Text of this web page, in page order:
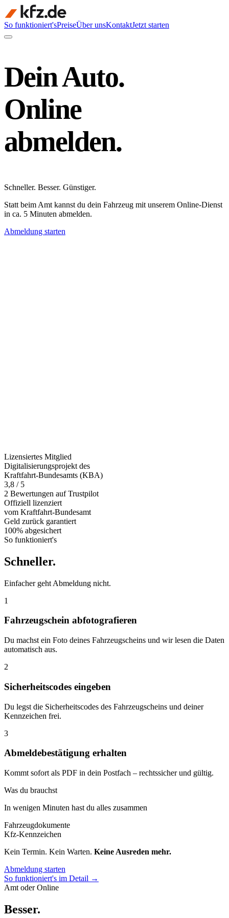
So funktioniert'sPreiseÜber unsKontaktJetzt starten
Dein Auto.
Online
abmelden.
Schneller. Besser. Günstiger.
Statt beim Amt kannst du dein Fahrzeug mit unserem Online-Dienst
in ca. 5 Minuten abmelden.
Abmeldung starten
Lizensiertes Mitglied
Digitalisierungsprojekt des
Kraftfahrt-Bundesamts (KBA)
3,8 / 5
2 Bewertungen auf Trustpilot
Offiziell lizenziert
vom Kraftfahrt-Bundesamt
Geld zurück garantiert
100% abgesichert
So funktioniert's
Schneller.
Einfacher geht Abmeldung nicht.
1
Fahrzeugschein abfotografieren
Du machst ein Foto deines Fahrzeugscheins und wir lesen die Daten
automatisch aus.
2
Sicherheitscodes eingeben
Du legst die Sicherheitscodes des Fahrzeugscheins und deiner
Kennzeichen frei.
3
Abmeldebestätigung erhalten
Kommt sofort als PDF in dein Postfach – rechtssicher und gültig.
Was du brauchst
In wenigen Minuten hast du alles zusammen
Fahrzeugdokumente
Kfz-Kennzeichen
Kein Termin. Kein Warten. Keine Ausreden mehr.
Abmeldung starten
So funktioniert's im Detail →
Amt oder Online
Besser.